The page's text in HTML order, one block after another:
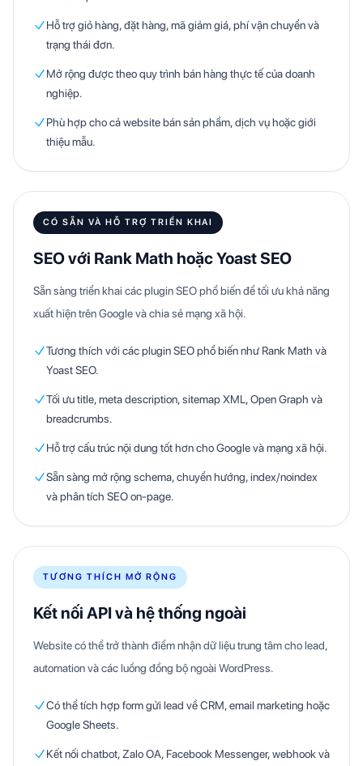
Hỗ trợ giỏ hàng, đặt hàng, mã giảm giá, phí vận chuyển và
trạng thái đơn.
Mở rộng được theo quy trình bán hàng thực tế của doanh
nghiệp.
Phù hợp cho cả website bán sản phẩm, dịch vụ hoặc giới
thiệu mẫu.
CÓ SẴN VÀ HỖ TRỢ TRIỂN KHAI
SEO với Rank Math hoặc Yoast SEO
Sẵn sàng triển khai các plugin SEO phổ biến để tối ưu khả năng
xuất hiện trên Google và chia sẻ mạng xã hội.
Tương thích với các plugin SEO phổ biến như Rank Math và
Yoast SEO.
Tối ưu title, meta description, sitemap XML, Open Graph và
breadcrumbs.
Hỗ trợ cấu trúc nội dung tốt hơn cho Google và mạng xã hội.
Sẵn sàng mở rộng schema, chuyển hướng, index/noindex
và phân tích SEO on-page.
TƯƠNG THÍCH MỞ RỘNG
Kết nối API và hệ thống ngoài
Website có thể trở thành điểm nhận dữ liệu trung tâm cho lead,
automation và các luồng đồng bộ ngoài WordPress.
Có thể tích hợp form gửi lead về CRM, email marketing hoặc
Google Sheets.
Kết nối chatbot, Zalo OA, Facebook Messenger, webhook và